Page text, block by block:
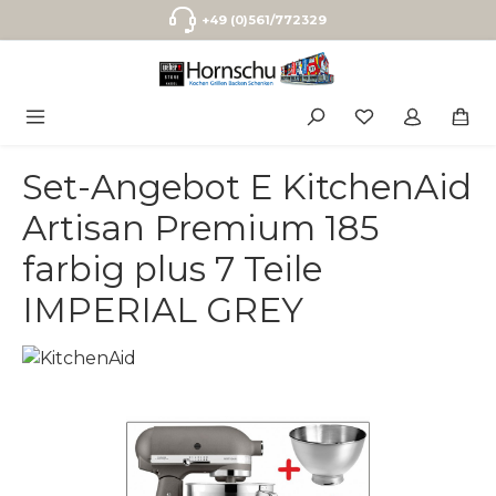
Zum Hauptinhalt springen+49 (0)561/772329
Set-Angebot E KitchenAid
Artisan Premium 185
farbig plus 7 Teile
IMPERIAL GREY
Bildergalerie überspringen